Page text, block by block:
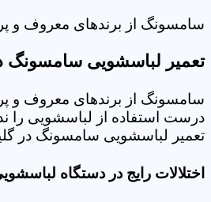
سامسونگ از برندهای معروف و
تعمیر لباسشویی سامسونگ
سامسونگ از برندهای معروف و
درست استفاده از لباسشویی را
تعمیر لباسشویی سامسونگ در
اختلالات رایج در دستگاه